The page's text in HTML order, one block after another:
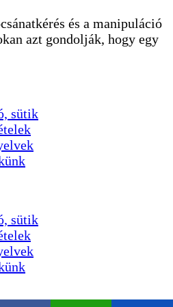
és a manipuláció
azt gondolják, hogy egy
sütik
sütik